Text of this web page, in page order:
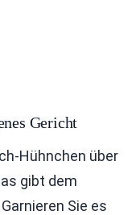
Gericht
Hühnchen über
gibt dem
Sie es